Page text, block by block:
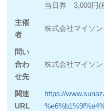
当日券 3,000円(
主催
者
株式会社マイソ
問い
合わ
せ先
株式会社マイソ
関連
URL
https://